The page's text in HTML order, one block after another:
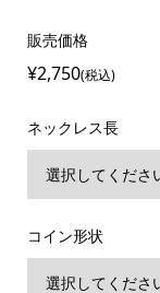
販売価格
¥2,750(税込)
ネックレス長
コイン形状